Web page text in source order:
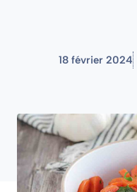
18 février 2024